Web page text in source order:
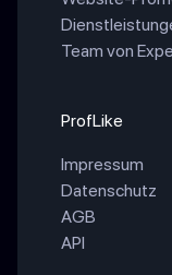
Team von
ProfLike
Impressum
Datenschutz
AGB
API